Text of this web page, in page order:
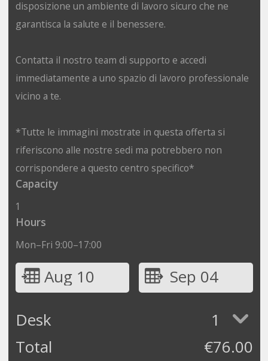
disposizione un ambiente di lavoro sicuro che ne
garantisca la salute e il benessere.
Contatta il nostro team di supporto e accedi
immediatamente a uno spazio di lavoro professionale
vicino a te.
*Tutte le immagini mostrate in questa offerta si
riferiscono alle nostre sedi ma potrebbero non
corrispondere a questo centro specifico*
Capacity
1
Hours
Mon–Fri 9:00–17:00
Aug 10
Sep 04
Desk
1
Total
€76.00